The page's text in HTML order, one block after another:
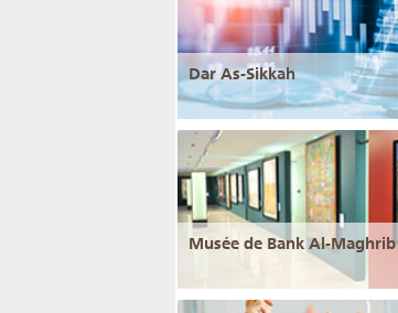
Dar As-Sikkah
Musée de Bank Al-Maghrib